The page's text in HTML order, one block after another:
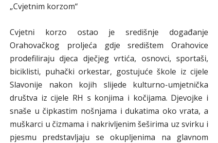
„Cvjetnim korzom“
Cvjetni korzo ostao je središnje događanje
Orahovačkog proljeća gdje središtem Orahovice
prodefiliraju djeca dječjeg vrtića, osnovci, sportaši,
biciklisti, puhački orkestar, gostujuće škole iz cijele
Slavonije nakon kojih slijede kulturno-umjetnička
društva iz cijele RH s konjima i kočijama. Djevojke i
snaše u čipkastim nošnjama i dukatima oko vrata, a
muškarci u čizmama i nakrivljenim šeširima uz svirku i
pjesmu predstavljaju se okupljenima na glavnom